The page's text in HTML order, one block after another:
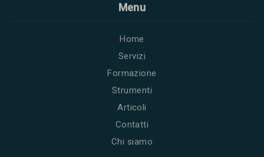
Menu
Home
Servizi
Formazione
Strumenti
Articoli
Contatti
Chi siamo